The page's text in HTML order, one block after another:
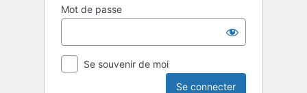
Mot de passe
Se souvenir de moi